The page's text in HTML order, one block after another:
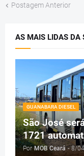
Postagem Anterior
AS MAIS LIDAS DA
GUANABARA DIESEL
São José
1721
Por MOB Ceará - 8/